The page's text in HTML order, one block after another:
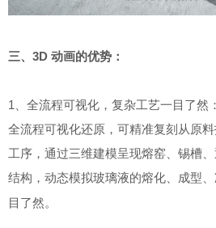
三、3D 动画的优势：
1、全流程可视化，复杂工艺一目了然：
全流程可视化还原，可精准复刻从原
工序，通过三维建模呈现熔窑、锡槽
结构，动态模拟玻璃液的熔化、成型
目了然。